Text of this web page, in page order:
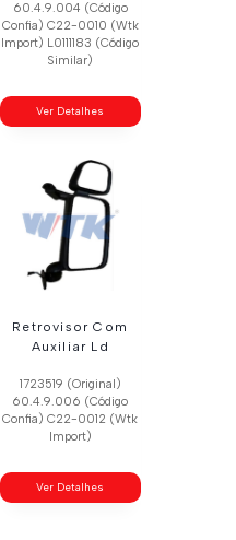
60.4.9.004 (Código
Confia) C22-0010 (Wtk
Import) L0111183 (Código
Similar)
Ver Detalhes
Retrovisor Com
Auxiliar Ld
1723519 (Original)
60.4.9.006 (Código
Confia) C22-0012 (Wtk
Import)
Ver Detalhes